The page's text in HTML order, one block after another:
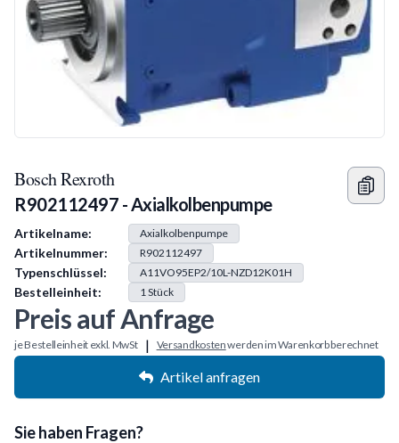
Bosch Rexroth
R902112497 - Axialkolbenpumpe
Produkt Information
Artikelname: Axialkolbenpumpe
Artikelnummer: R902112497
Typenschlüssel: A11VO95EP2/10L-NZD12K01H
Bestelleinheit: 1 Stück
Preis auf Anfrage
je Bestelleinheit exkl. MwSt | Versandkostenwerden im Warenkorb berechnet
Artikel anfragen
Sie haben Fragen?